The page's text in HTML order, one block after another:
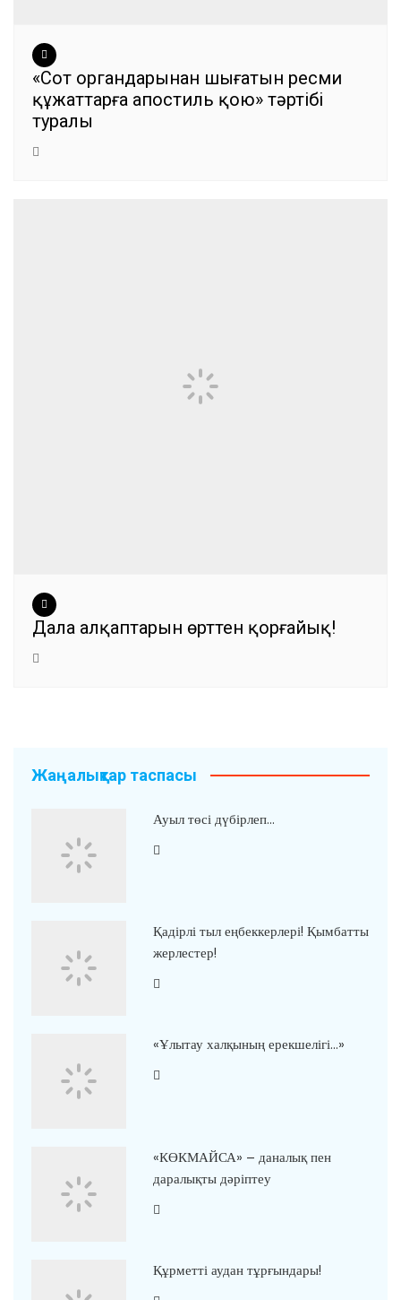
«Сот органдарынан шығатын ресми
құжаттарға апостиль қою» тәртібі
туралы
Дала алқаптарын өрттен қорғайық!
Жаңалықтар таспасы
Ауыл төсі дүбірлеп…
Қадірлі тыл еңбеккерлері! Қымбатты
жерлестер!
«Ұлытау халқының ерекшелігі…»
«КӨКМАЙСА» – даналық пен
даралықты дәріптеу
Құрметті аудан тұрғындары!